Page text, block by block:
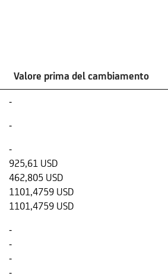
Valore prima del cambiamento
-
-
-
925,61 USD
462,805 USD
1101,4759 USD
1101,4759 USD
-
-
-
-